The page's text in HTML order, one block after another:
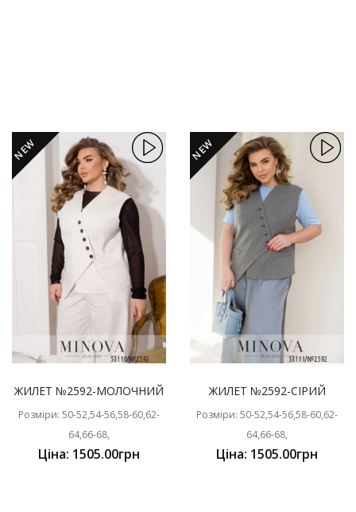
NEW
ЖИЛЕТ №2592-МОЛОЧНИЙ
Розміри: 50-52,54-56,58-60,62-
64,66-68,
Ціна: 1505.00грн
NEW
ЖИЛЕТ №2592-СІРИЙ
Розміри: 50-52,54-56,58-60,62-
64,66-68,
Ціна: 1505.00грн